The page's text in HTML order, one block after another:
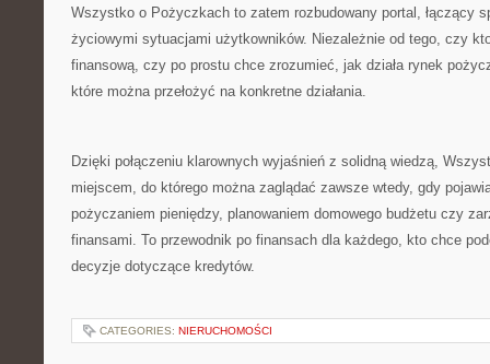
Wszystko o Pożyczkach to zatem rozbudowany portal, łączący
życiowymi sytuacjami użytkowników. Niezależnie od tego, czy
finansową, czy po prostu chce zrozumieć, jak działa rynek
które można przełożyć na konkretne działania.
Dzięki połączeniu klarownych wyjaśnień z solidną wiedzą,
miejscem, do którego można zaglądać zawsze wtedy, gdy
pożyczaniem pieniędzy, planowaniem domowego budżetu czy
finansami. To przewodnik po finansach dla każdego, kto chce
decyzje dotyczące kredytów.
CATEGORIES: NIERUCHOMOŚCI